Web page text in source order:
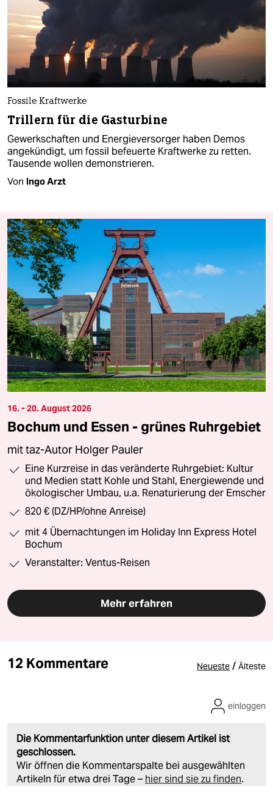
Fossile Kraftwerke
Trillern für die Gasturbine
Gewerkschaften und Energieversorger haben Demos
angekündigt, um fossil befeuerte Kraftwerke zu retten.
Tausende wollen demonstrieren.
Von Ingo Arzt
16. - 20. August 2026
Bochum und Essen - grünes Ruhrgebiet
mit taz-Autor Holger Pauler
Eine Kurzreise in das veränderte Ruhrgebiet: Kultur
und Medien statt Kohle und Stahl, Energiewende und
ökologischer Umbau, u.a. Renaturierung der Emscher
820 € (DZ/HP/ohne Anreise)
mit 4 Übernachtungen im Holiday Inn Express Hotel
Bochum
Veranstalter: Ventus-Reisen
Mehr erfahren
12 Kommentare Neueste / Älteste
Die Kommentarfunktion unter diesem Artikel ist
geschlossen.
Wir öffnen die Kommentarspalte bei ausgewählten
Artikeln für etwa drei Tage – hier sind sie zu finden.
einloggen